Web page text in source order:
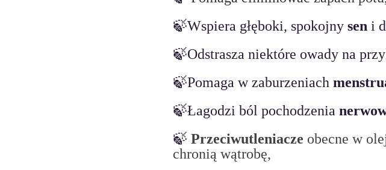
🍃Wspiera głęboki, spokojny sen i
🍃Odstrasza niektóre owady na
🍃Pomaga w zaburzeniach
🍃Łagodzi ból pochodzenia
🍃 Przeciwutleniacze obecne w
chronią wątrobę,